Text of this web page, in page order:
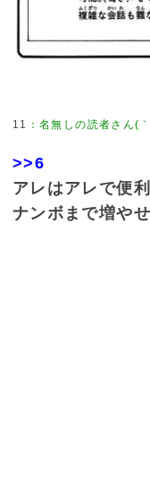
11 ：名無しの読者さん(
>>6
アレはアレで便
ナンボまで増や